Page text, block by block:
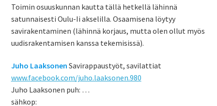
Toimin osuuskunnan kautta tällä hetkellä lähinnä
satunnaisesti Oulu-Ii akselilla. Osaamisena löytyy
savirakentaminen (lähinnä korjaus, mutta olen ollut myös
uudisrakentamisen kanssa tekemisissä).
Juho Laaksonen Savirappaustyöt, savilattiat
www.facebook.com/juho.laaksonen.980
Juho Laaksonen puh: …
sähkop: